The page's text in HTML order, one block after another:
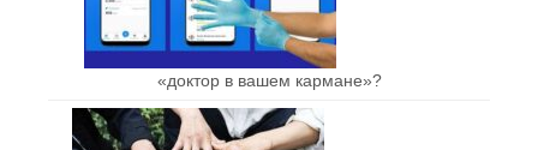
«доктор в вашем кармане»?